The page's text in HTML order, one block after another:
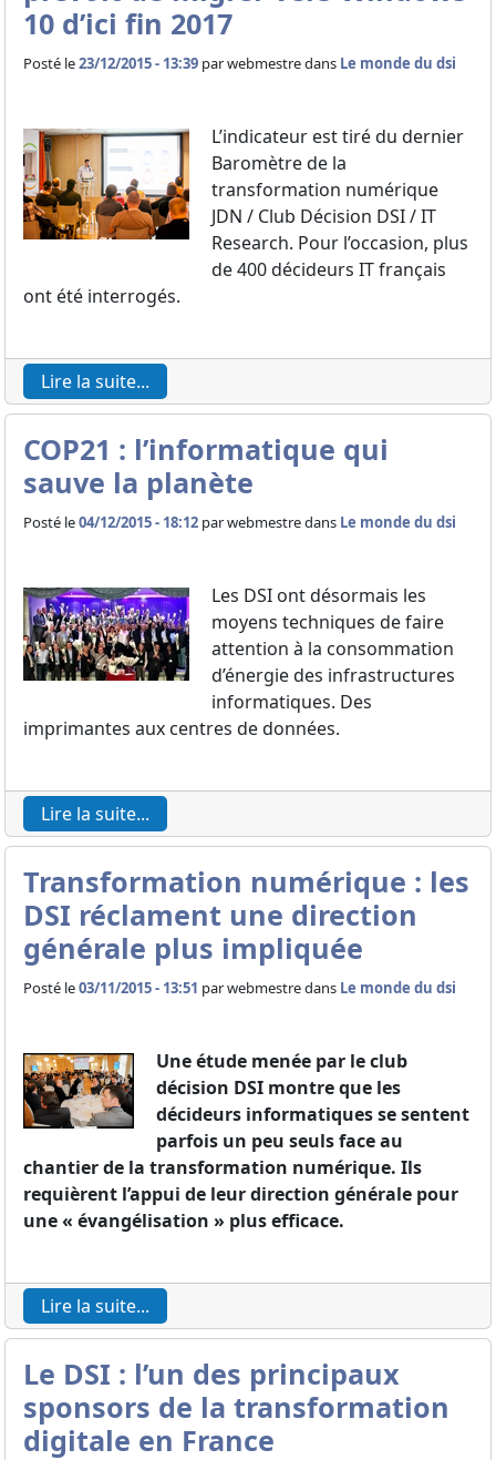
10 d’ici fin 2017
Posté le23/12/2015 - 13:39 parwebmestre dans Le monde du dsi
L’indicateur est tiré du dernier
Baromètre de la
transformation numérique
JDN / Club Décision DSI / IT
Research. Pour l’occasion, plus
de 400 décideurs IT français
ont été interrogés.
Lire la suite...
COP21 : l’informatique qui
sauve la planète
Posté le04/12/2015 - 18:12 parwebmestre dans Le monde du dsi
Les DSI ont désormais les
moyens techniques de faire
attention à la consommation
d’énergie des infrastructures
informatiques. Des
imprimantes aux centres de données.
Lire la suite...
Transformation numérique : les
DSI réclament une direction
générale plus impliquée
Posté le03/11/2015 - 13:51 parwebmestre dans Le monde du dsi
Une étude menée par le club
décision DSI montre que les
décideurs informatiques se sentent
parfois un peu seuls face au
chantier de la transformation numérique. Ils
requièrent l’appui de leur direction générale pour
une « évangélisation » plus efficace.
Lire la suite...
Le DSI : l’un des principaux
sponsors de la transformation
digitale en France